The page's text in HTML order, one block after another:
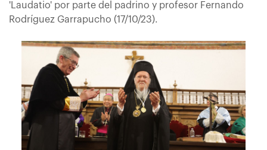
'Laudatio' por parte del padrino y profesor Fernando
Rodríguez Garrapucho (17/10/23).